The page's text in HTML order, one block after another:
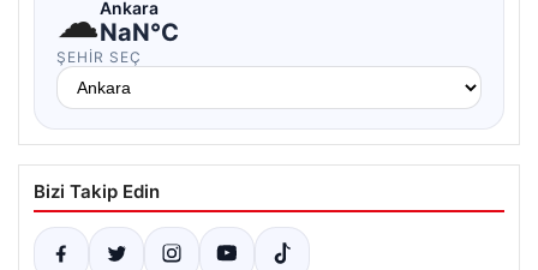
☁Ankara
NaN°C
ŞEHIR SEÇ
Bizi Takip Edin